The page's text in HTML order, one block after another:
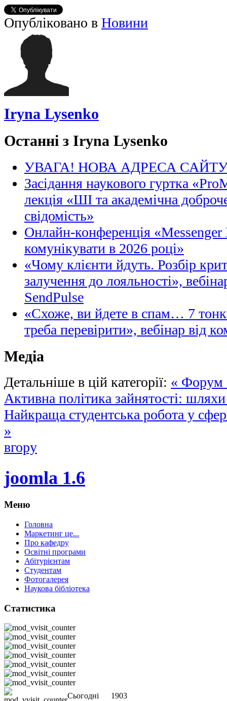
Опубліковано в Новини
Iryna Lysenko
Останні з Iryna Lysenko
УВАГА! НОВА АДРЕСА
Засідання наукового гуртка
лекція «ШІ та академічна
свідомість»
Онлайн-конференція
комунікувати в 2026 році»
«Чому клієнти йдуть. Розбір
залучення до лояльності»,
SendPulse
«Схоже, ви йдете в спам… 7
треба перевірити», вебінар від
Медіа
Детальніше в цій категорії: « Форум
Активна політика зайнятості:
Найкраща студентська робота у
»
вгору
joomla 1.6
Меню
Головна
Маркетинг це...
Про кафедру
Освітні програми
Абітурієнтам
Студентам
Фотогалерея
Наукова бібліотека
Статистика
Сьогодні
1903